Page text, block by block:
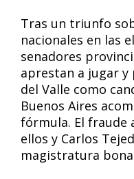
Tras un triunfo
nacionales en las
senadores
aprestan a jugar
del Valle como
Buenos Aires
fórmula. El fraude
ellos y Carlos
magistratura